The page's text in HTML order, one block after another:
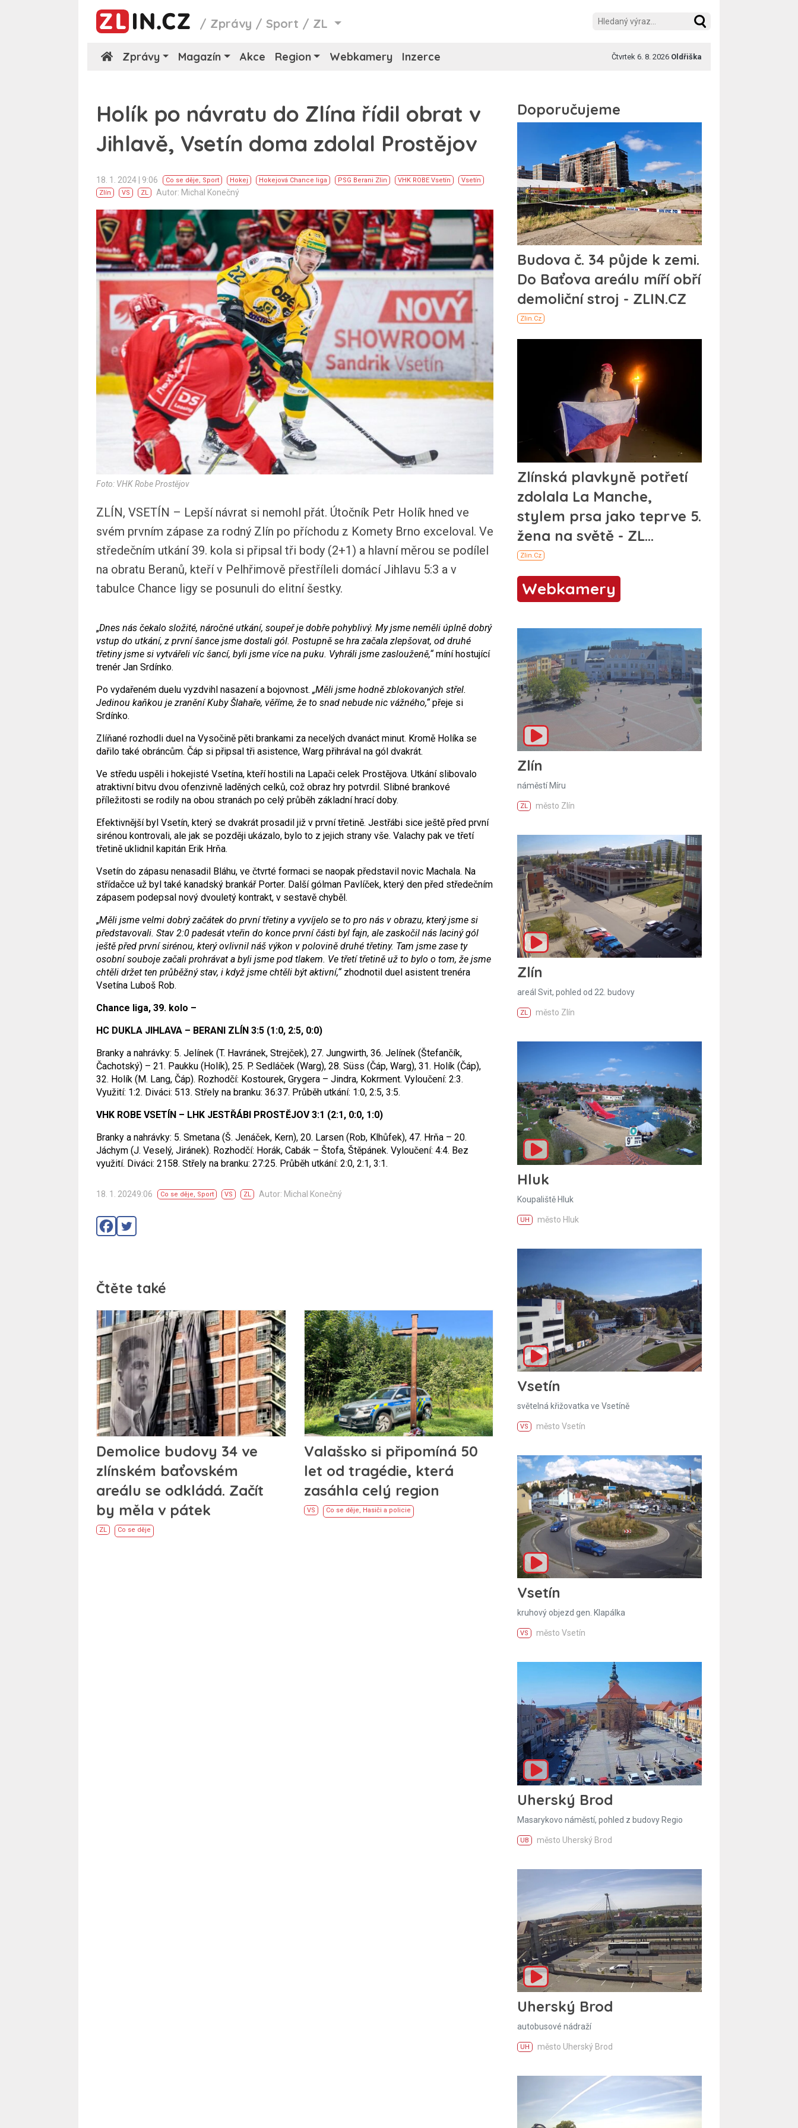
/ Zprávy /Sport / ZL
Zprávy Magazín Akce Region Webkamery Inzerce Čtvrtek 6. 8. 2026 Oldřiška
Holík po návratu do Zlína řídil obrat v
Jihlavě, Vsetín doma zdolal Prostějov
18. 1. 2024 | 9:06 Co se děje, Sport Hokej Hokejová Chance liga PSG Berani Zlin VHK ROBE Vsetín
Vsetín
Zlín
VS ZL Autor: Michal Konečný
Foto: VHK Robe Prostějov
ZLÍN, VSETÍN – Lepší návrat si nemohl přát. Útočník Petr Holík hned ve
svém prvním zápase za rodný Zlín po příchodu z Komety Brno exceloval. Ve
středečním utkání 39. kola si připsal tři body (2+1) a hlavní měrou se podílel
na obratu Beranů, kteří v Pelhřimově přestříleli domácí Jihlavu 5:3 a v
tabulce Chance ligy se posunuli do elitní šestky.
„Dnes nás čekalo složité, náročné utkání, soupeř je dobře pohyblivý. My jsme neměli úplně dobrý
vstup do utkání, z první šance jsme dostali gól. Postupně se hra začala zlepšovat, od druhé
třetiny jsme si vytvářeli víc šancí, byli jsme více na puku. Vyhráli jsme zaslouženě,“míní hostující
trenér Jan Srdínko.
Po vydařeném duelu vyzdvihl nasazení a bojovnost. „Měli jsme hodně zblokovaných střel.
Jedinou kaňkou je zranění Kuby Šlahaře, věříme, že to snad nebude nic vážného,“přeje si
Srdínko.
Zlíňané rozhodli duel na Vysočině pěti brankami za necelých dvanáct minut. Kromě Holíka se
dařilo také obráncům. Čáp si připsal tři asistence, Warg přihrával na gól dvakrát.
Ve středu uspěli i hokejisté Vsetína, kteří hostili na Lapači celek Prostějova. Utkání slibovalo
atraktivní bitvu dvou ofenzivně laděných celků, což obraz hry potvrdil. Slibné brankové
příležitosti se rodily na obou stranách po celý průběh základní hrací doby.
Efektivnější byl Vsetín, který se dvakrát prosadil již v první třetině. Jestřábi sice ještě před první
sirénou kontrovali, ale jak se později ukázalo, bylo to z jejich strany vše. Valachy pak ve třetí
třetině uklidnil kapitán Erik Hrňa.
Vsetín do zápasu nenasadil Bláhu, ve čtvrté formaci se naopak představil novic Machala. Na
střídačce už byl také kanadský brankář Porter. Další gólman Pavlíček, který den před středečním
zápasem podepsal nový dvouletý kontrakt, v sestavě chyběl.
„Měli jsme velmi dobrý začátek do první třetiny a vyvíjelo se to pro nás v obrazu, který jsme si
představovali. Stav 2:0 padesát vteřin do konce první části byl fajn, ale zaskočil nás laciný gól
ještě před první sirénou, který ovlivnil náš výkon v polovině druhé třetiny. Tam jsme zase ty
osobní souboje začali prohrávat a byli jsme pod tlakem. Ve třetí třetině už to bylo o tom, že jsme
chtěli držet ten průběžný stav, i když jsme chtěli být aktivní,“zhodnotil duel asistent trenéra
Vsetína Luboš Rob.
Chance liga, 39. kolo –
HC DUKLA JIHLAVA – BERANI ZLÍN 3:5 (1:0, 2:5, 0:0)
Branky a nahrávky: 5. Jelínek (T. Havránek, Strejček), 27. Jungwirth, 36. Jelínek (Štefančík,
Čachotský) – 21. Paukku (Holík), 25. P. Sedláček (Warg), 28. Süss (Čáp, Warg), 31. Holík (Čáp),
32. Holík (M. Lang, Čáp). Rozhodčí: Kostourek, Grygera – Jindra, Kokrment. Vyloučení: 2:3.
Využití: 1:2. Diváci: 513. Střely na branku: 36:37. Průběh utkání: 1:0, 2:5, 3:5.
VHK ROBE VSETÍN – LHK JESTŘÁBI PROSTĚJOV 3:1 (2:1, 0:0, 1:0)
Branky a nahrávky: 5. Smetana (Š. Jenáček, Kern), 20. Larsen (Rob, Klhůfek), 47. Hrňa – 20.
Jáchym (J. Veselý, Jiránek). Rozhodčí: Horák, Cabák – Štofa, Štěpánek. Vyloučení: 4:4. Bez
využití. Diváci: 2158. Střely na branku: 27:25. Průběh utkání: 2:0, 2:1, 3:1.
18. 1. 20249:06 Co se děje, Sport VS ZL Autor: Michal Konečný
Čtěte také
Demolice budovy 34 ve
zlínském baťovském
areálu se odkládá. Začít
by měla v pátek
ZL Co se děje
Valašsko si připomíná 50
let od tragédie, která
zasáhla celý region
VS Co se děje, Hasiči a policie
Webkamery
Zlín
náměstí Míru
ZL město Zlín
Zlín
areál Svit, pohled od 22. budovy
ZL město Zlín
Hluk
Koupaliště Hluk
UH město Hluk
Vsetín
světelná křižovatka ve Vsetíně
VS město Vsetín
Vsetín
kruhový objezd gen. Klapálka
VS město Vsetín
Uherský Brod
Masarykovo náměstí, pohled z budovy Regio
UB město Uherský Brod
Uherský Brod
autobusové nádraží
UH město Uherský Brod